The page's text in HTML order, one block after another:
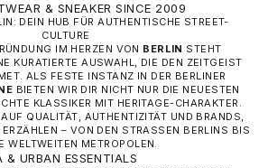
& SNEAKER SINCE 2009
DEIN HUB FÜR AUTHENTISCHE STREET-
CULTURE
IM HERZEN VON BERLIN STEHT
KURATIERTE AUSWAHL, DIE DEN ZEITGEIST
ALS FESTE INSTANZ IN DER BERLINER
BIETEN WIR DIR NICHT NUR DIE NEUESTEN
KLASSIKER MIT HERITAGE-CHARAKTER.
QUALITÄT, AUTHENTIZITÄT UND BRANDS,
– VON DEN STRASSEN BERLINS BIS I
WELTWEITEN METROPOLEN.
& URBAN ESSENTIALS